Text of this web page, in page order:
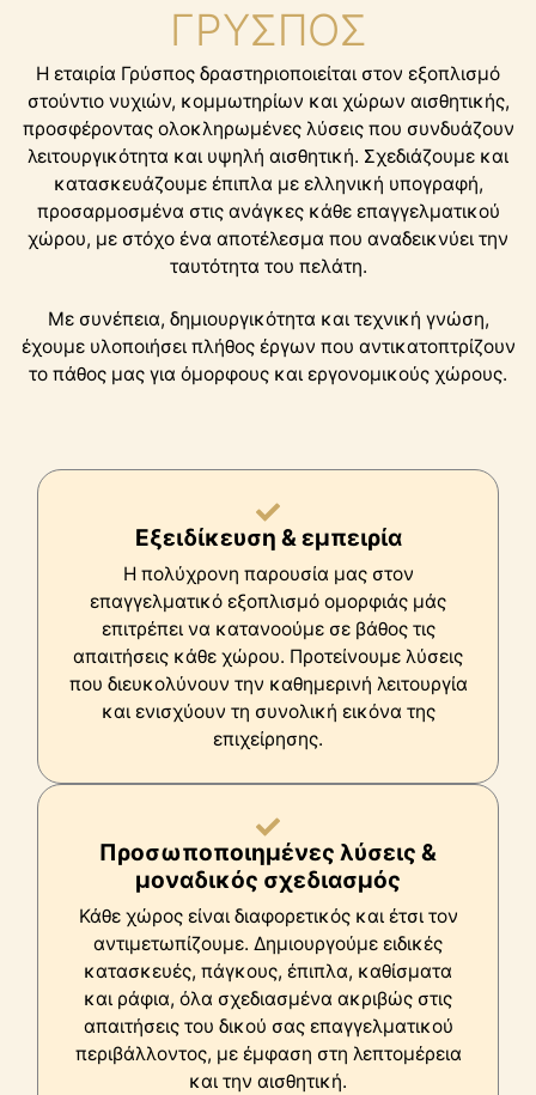
ΓΡΥΣΠΟΣ
Η εταιρία Γρύσπος δραστηριοποιείται στον εξοπλισμό
στούντιο νυχιών, κομμωτηρίων και χώρων αισθητικής,
προσφέροντας ολοκληρωμένες λύσεις που συνδυάζουν
λειτουργικότητα και υψηλή αισθητική. Σχεδιάζουμε και
κατασκευάζουμε έπιπλα με ελληνική υπογραφή,
προσαρμοσμένα στις ανάγκες κάθε επαγγελματικού
χώρου, με στόχο ένα αποτέλεσμα που αναδεικνύει την
ταυτότητα του πελάτη.
Με συνέπεια, δημιουργικότητα και τεχνική γνώση,
έχουμε υλοποιήσει πλήθος έργων που αντικατοπτρίζουν
το πάθος μας για όμορφους και εργονομικούς χώρους.
Εξειδίκευση & εμπειρία
Η πολύχρονη παρουσία μας στον
επαγγελματικό εξοπλισμό ομορφιάς μάς
επιτρέπει να κατανοούμε σε βάθος τις
απαιτήσεις κάθε χώρου. Προτείνουμε λύσεις
που διευκολύνουν την καθημερινή λειτουργία
και ενισχύουν τη συνολική εικόνα της
επιχείρησης.
Προσωποποιημένες λύσεις &
μοναδικός σχεδιασμός
Κάθε χώρος είναι διαφορετικός και έτσι τον
αντιμετωπίζουμε. Δημιουργούμε ειδικές
κατασκευές, πάγκους, έπιπλα, καθίσματα
και ράφια, όλα σχεδιασμένα ακριβώς στις
απαιτήσεις του δικού σας επαγγελματικού
περιβάλλοντος, με έμφαση στη λεπτομέρεια
και την αισθητική.